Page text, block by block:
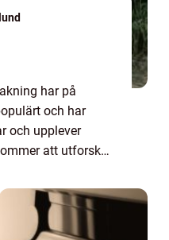
har på
och har
och upplever
att utforska
grundlig översikt